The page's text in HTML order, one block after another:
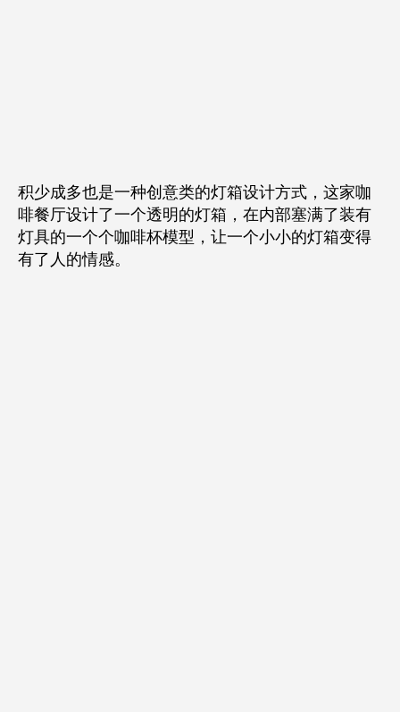
积少成多也是一种创意类的灯箱设计方式，这家咖
啡餐厅设计了一个透明的灯箱，在内部塞满了装有
灯具的一个个咖啡杯模型，让一个小小的灯箱变得
有了人的情感。